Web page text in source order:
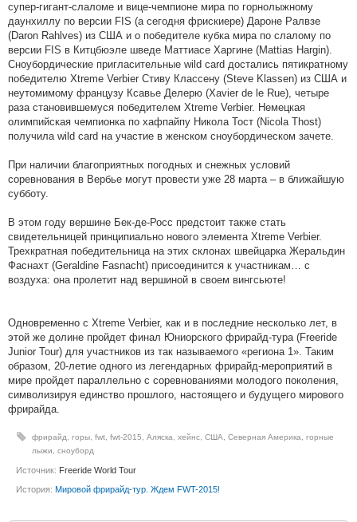
супер-гигант-слаломе и вице-чемпионе мира по горнолыжному
даунхиллу по версии FIS (а сегодня фрискиере) Дароне Ралвзе
(Daron Rahlves) из США и о победителе кубка мира по слалому по
версии FIS в Китцбюэле шведе Маттиасе Харгине (Mattias Hargin).
Сноубордические пригласительные wild card достались пятикратному
победителю Xtreme Verbier Стиву Классену (Steve Klassen) из США и
неутомимому французу Ксавье Делерю (Xavier de le Rue), четыре
раза становившемуся победителем Xtreme Verbier. Немецкая
олимпийская чемпионка по хафпайпу Никола Тост (Nicola Thost)
получила wild card на участие в женском сноубордическом зачете.
При наличии благоприятных погодных и снежных условий
соревнования в Вербье могут провести уже 28 марта – в ближайшую
субботу.
В этом году вершине Бек-де-Росс предстоит также стать
свидетельницей принципиально нового элемента Xtreme Verbier.
Трехкратная победительница на этих склонах швейцарка Жеральдин
Фаснахт (Geraldine Fasnacht) присоединится к участникам… с
воздуха: она пролетит над вершиной в своем вингсьюте!
Одновременно с Xtreme Verbier, как и в последние несколько лет, в
этой же долине пройдет финал Юниорского фрирайд-тура (Freeride
Junior Tour) для участников из так называемого «региона 1». Таким
образом, 20-летие одного из легендарных фрирайд-мероприятий в
мире пройдет параллельно с соревнованиями молодого поколения,
символизируя единство прошлого, настоящего и будущего мирового
фрирайда.
фрирайд горы fwt fwt-2015 Аляска хейнс США Северная Америка
горные
лыжи
сноуборд
Источник: Freeride World Tour
История: Мировой фрирайд-тур. Ждем FWT-2015!